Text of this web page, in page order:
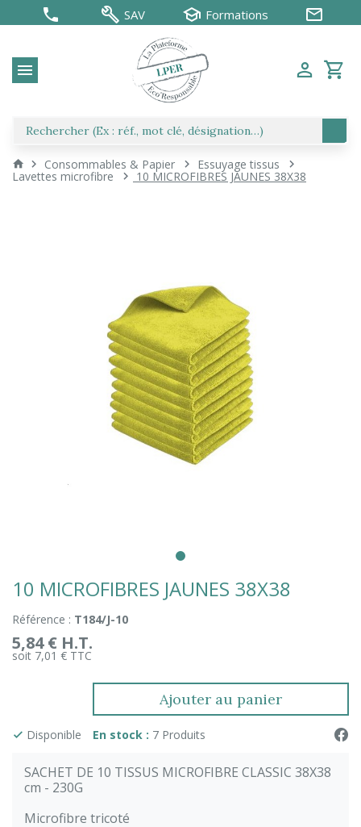
SAV Formations
Consommables & Papier Essuyage tissus
Lavettes microfibre 10 MICROFIBRES JAUNES 38X38
10 MICROFIBRES JAUNES 38X38
Référence : T184/J-10
5,84 € H.T.
soit 7,01 € TTC
Ajouter au panier
Disponible En stock : 7 Produits
SACHET DE 10 TISSUS MICROFIBRE CLASSIC 38X38
cm - 230G
Microfibre tricoté